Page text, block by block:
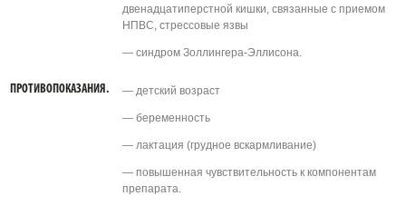
двенадцатиперстной кишки, связанные с приемом
НПВС, стрессовые язвы
— синдром Золлингера-Эллисона.
ПРОТИВОПОКАЗАНИЯ. — детский возраст
— беременность
— лактация (грудное вскармливание)
— повышенная чувствительность к компонентам
препарата.